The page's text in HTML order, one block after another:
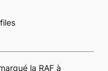
la RAF à